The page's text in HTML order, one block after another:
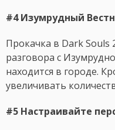
#4 Изумрудный
Прокачка в Dark Souls
разговора с
находится в городе.
увеличивать
#5 Настраивайте